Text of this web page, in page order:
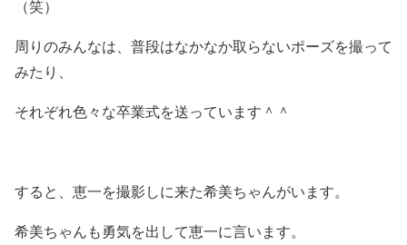
（笑）
周りのみんなは、普段はなかなか取らないポーズを撮って
みたり、
それぞれ色々な卒業式を送っています＾＾
すると、恵一を撮影しに来た希美ちゃんがいます。
希美ちゃんも勇気を出して恵一に言います。